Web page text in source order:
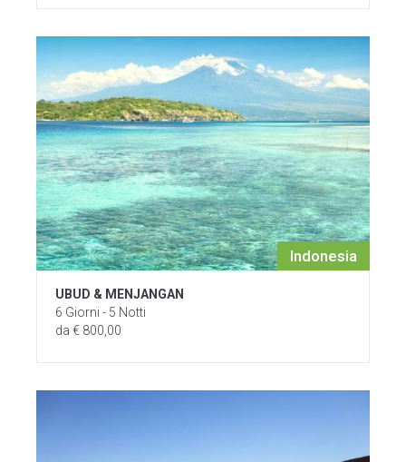
Indonesia
UBUD & MENJANGAN
6 Giorni - 5 Notti
da € 800,00